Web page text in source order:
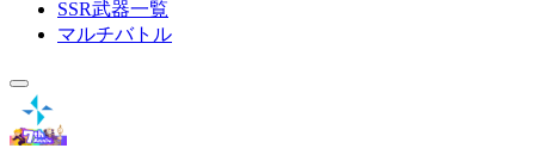
SSR武器一覧
マルチバトル